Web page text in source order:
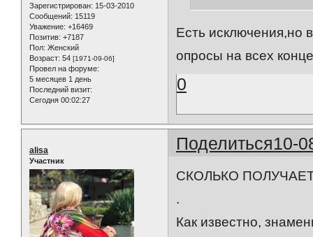
Зарегистрирован: 15-03-2010
Сообщений: 15119
Уважение: +16469
Позитив: +7187
Пол: Женский
Возраст: 54 [1971-09-06]
Провел на форуме:
5 месяцев 1 день
Последний визит:
Сегодня 00:02:27
Есть исключения,но
опросы на всех
0
Поделиться10-
alisa
Участник
СКОЛЬКО
.
Как известно,